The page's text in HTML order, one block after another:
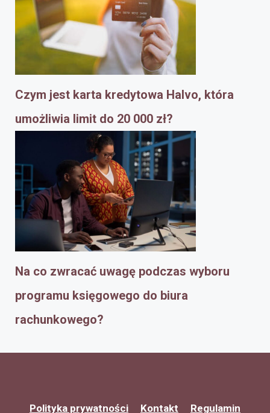
Czym jest karta kredytowa Halvo, która
umożliwia limit do 20 000 zł?
Na co zwracać uwagę podczas wyboru
programu księgowego do biura
rachunkowego?
Polityka prywatności Kontakt Regulamin